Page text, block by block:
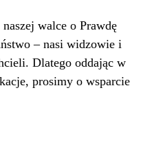
walce o Prawdę
– nasi widzowie i
Dlatego oddając w
prosimy o wsparcie